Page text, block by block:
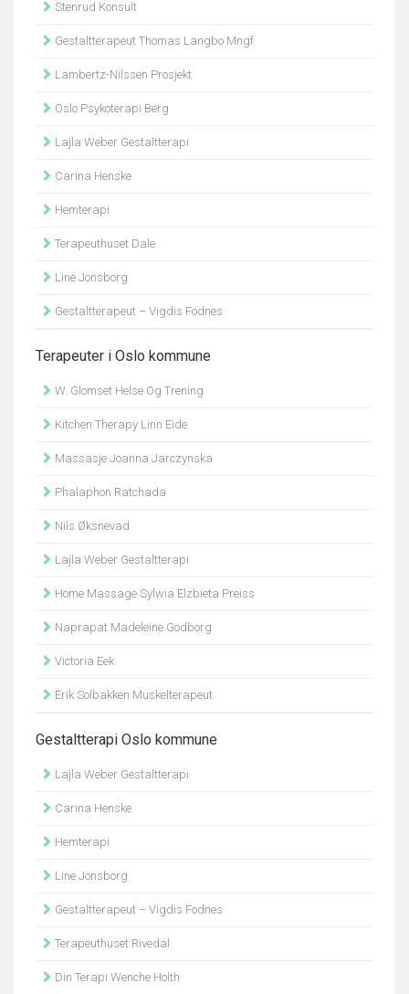
Stenrud Konsult
Gestaltterapeut Thomas Langbo Mngf
Lambertz-Nilssen Prosjekt
Oslo Psykoterapi Berg
Lajla Weber Gestaltterapi
Carina Henske
Hemterapi
Terapeuthuset Dale
Line Jonsborg
Gestaltterapeut – Vigdis Fodnes
Terapeuter i Oslo kommune
W. Glomset Helse Og Trening
Kitchen Therapy Linn Eide
Massasje Joanna Jarczynska
Phalaphon Ratchada
Nils Øksnevad
Lajla Weber Gestaltterapi
Home Massage Sylwia Elzbieta Preiss
Naprapat Madeleine Godborg
Victoria Eek
Erik Solbakken Muskelterapeut
Gestaltterapi Oslo kommune
Lajla Weber Gestaltterapi
Carina Henske
Hemterapi
Line Jonsborg
Gestaltterapeut – Vigdis Fodnes
Terapeuthuset Rivedal
Din Terapi Wenche Holth